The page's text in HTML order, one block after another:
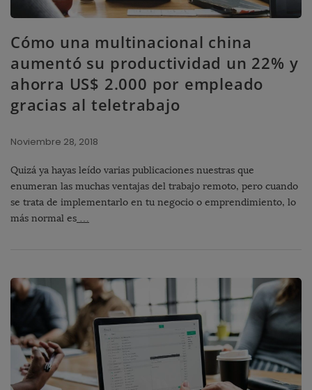
Cómo una multinacional china
aumentó su productividad un 22% y
ahorra US$ 2.000 por empleado
gracias al teletrabajo
Noviembre 28, 2018
Quizá ya hayas leído varias publicaciones nuestras que
enumeran las muchas ventajas del trabajo remoto, pero cuando
se trata de implementarlo en tu negocio o emprendimiento, lo
más normal es …